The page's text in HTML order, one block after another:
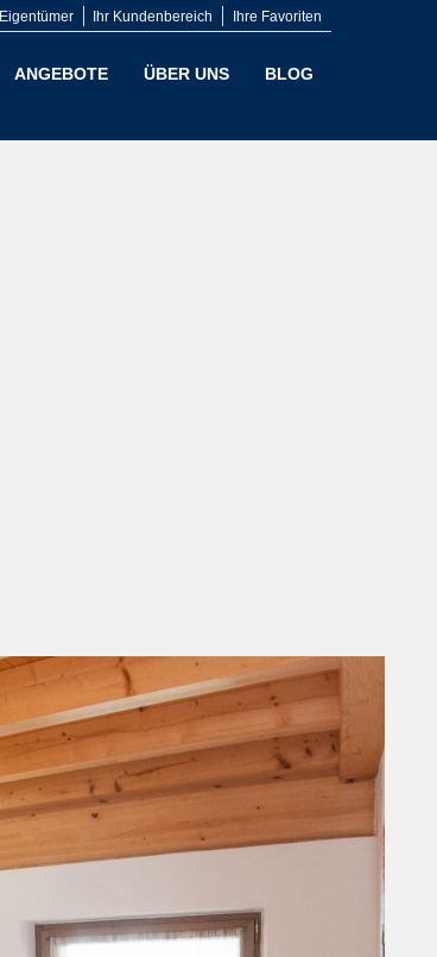
Ihre Favoriten
Ihr Kundenbereich
Eigentümer
ANGEBOTE ÜBER UNS BLOG